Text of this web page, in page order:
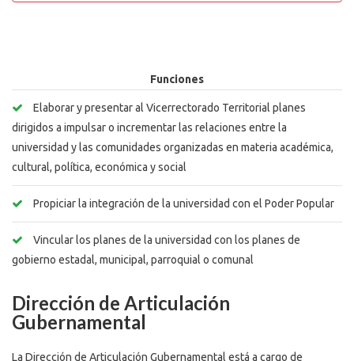
Funciones
Elaborar y presentar al Vicerrectorado Territorial planes
dirigidos a impulsar o incrementar las relaciones entre la
universidad y las comunidades organizadas en materia académica,
cultural, política, económica y social
Propiciar la integración de la universidad con el Poder Popular
Vincular los planes de la universidad con los planes de
gobierno estadal, municipal, parroquial o comunal
Dirección de Articulación
Gubernamental
La Dirección de Articulación Gubernamental está a cargo de